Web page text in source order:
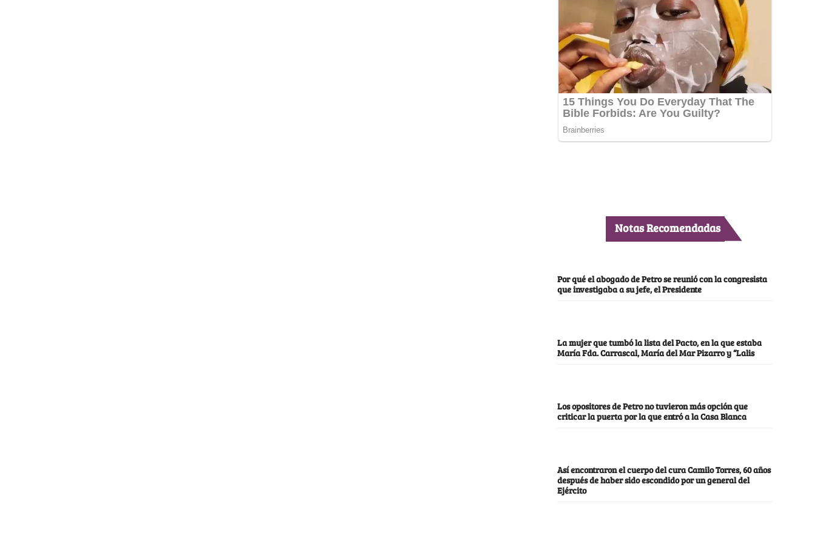
Notas Recomendadas
Por qué el abogado de Petro se reunió con la congresista
que investigaba a su jefe, el Presidente
La mujer que tumbó la lista del Pacto, en la que estaba
María Fda. Carrascal, María del Mar Pizarro y “Lalis
Los opositores de Petro no tuvieron más opción que
criticar la puerta por la que entró a la Casa Blanca
Así encontraron el cuerpo del cura Camilo Torres, 60 años
después de haber sido escondido por un general del
Ejército